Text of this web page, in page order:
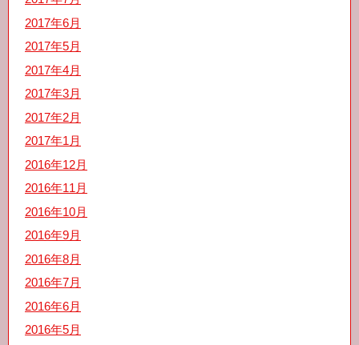
2017年6月
2017年5月
2017年4月
2017年3月
2017年2月
2017年1月
2016年12月
2016年11月
2016年10月
2016年9月
2016年8月
2016年7月
2016年6月
2016年5月